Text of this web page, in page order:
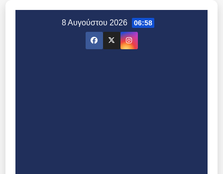
8 Αυγούστου 2026 06:58